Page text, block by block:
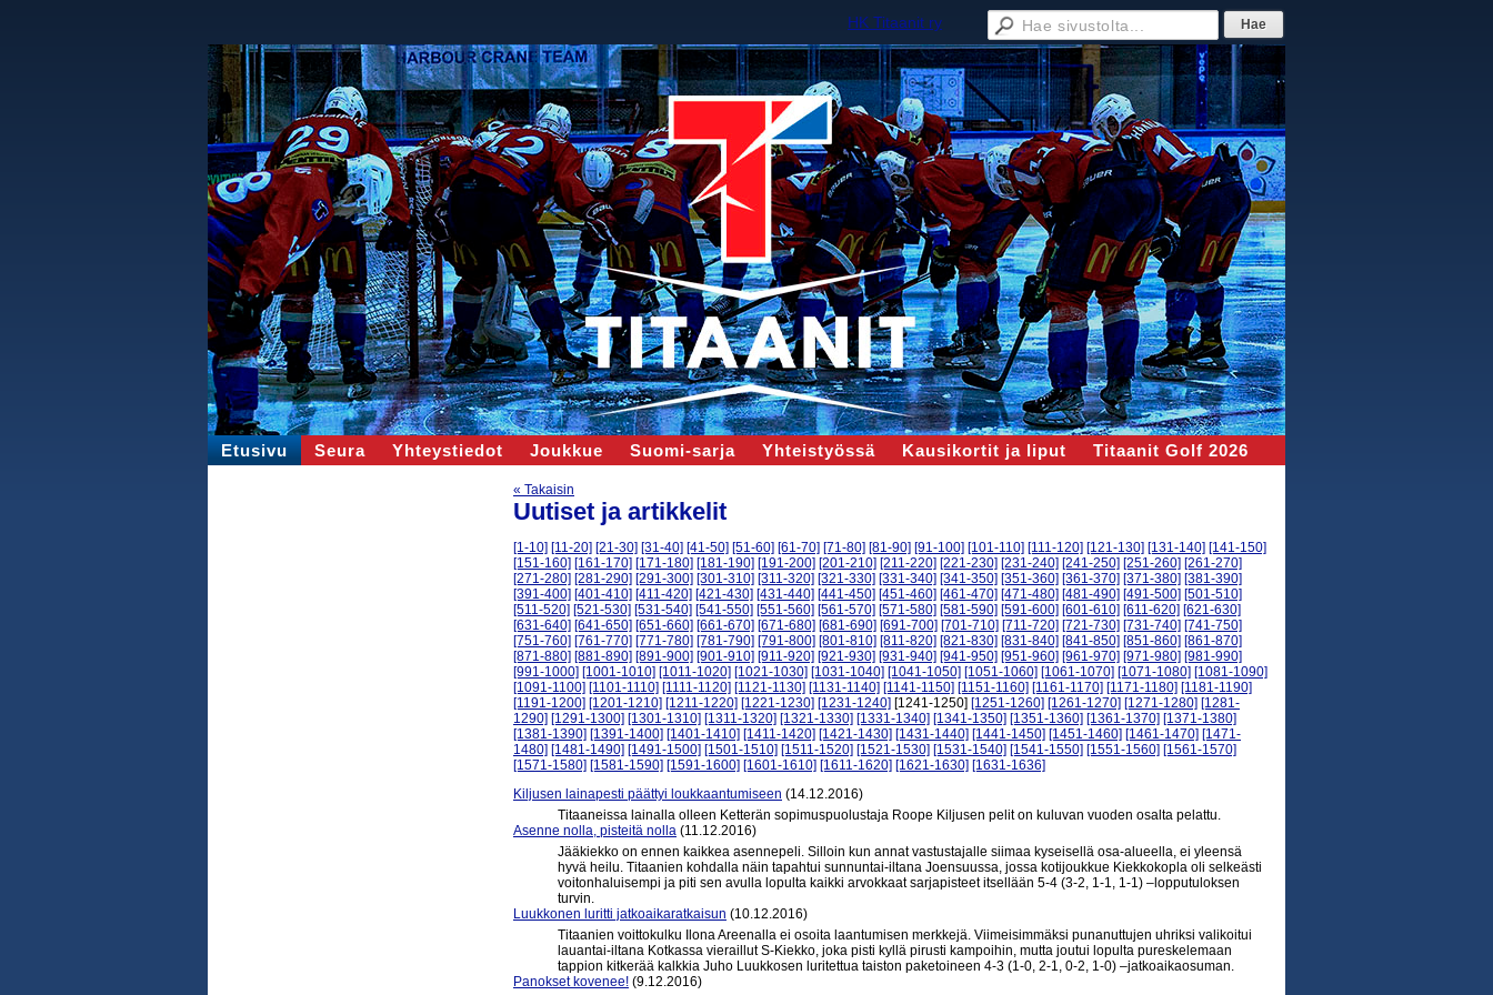
HK Titaanit ry
Etusivu Seura Yhteystiedot Joukkue Suomi-sarja Yhteistyössä Kausikortit ja liput Titaanit Golf 2026
« Takaisin
Uutiset ja artikkelit
[1-10] [11-20] [21-30] [31-40] [41-50] [51-60] [61-70] [71-80] [81-90] [91-100] [101-110] [111-120] [121-130] [131-140] [141-150]
[151-160] [161-170] [171-180] [181-190] [191-200] [201-210] [211-220] [221-230] [231-240] [241-250] [251-260] [261-270]
[271-280] [281-290] [291-300] [301-310] [311-320] [321-330] [331-340] [341-350] [351-360] [361-370] [371-380] [381-390]
[391-400] [401-410] [411-420] [421-430] [431-440] [441-450] [451-460] [461-470] [471-480] [481-490] [491-500] [501-510]
[511-520] [521-530] [531-540] [541-550] [551-560] [561-570] [571-580] [581-590] [591-600] [601-610] [611-620] [621-630]
[631-640] [641-650] [651-660] [661-670] [671-680] [681-690] [691-700] [701-710] [711-720] [721-730] [731-740] [741-750]
[751-760] [761-770] [771-780] [781-790] [791-800] [801-810] [811-820] [821-830] [831-840] [841-850] [851-860] [861-870]
[871-880] [881-890] [891-900] [901-910] [911-920] [921-930] [931-940] [941-950] [951-960] [961-970] [971-980] [981-990]
[991-1000] [1001-1010] [1011-1020] [1021-1030] [1031-1040] [1041-1050] [1051-1060] [1061-1070] [1071-1080] [1081-1090]
[1091-1100] [1101-1110] [1111-1120] [1121-1130] [1131-1140] [1141-1150] [1151-1160] [1161-1170] [1171-1180] [1181-1190]
[1191-1200] [1201-1210] [1211-1220] [1221-1230] [1231-1240] [1241-1250] [1251-1260] [1261-1270] [1271-1280] [1281-
1290] [1291-1300] [1301-1310] [1311-1320] [1321-1330] [1331-1340] [1341-1350] [1351-1360] [1361-1370] [1371-1380]
[1381-1390] [1391-1400] [1401-1410] [1411-1420] [1421-1430] [1431-1440] [1441-1450] [1451-1460] [1461-1470] [1471-
1480] [1481-1490] [1491-1500] [1501-1510] [1511-1520] [1521-1530] [1531-1540] [1541-1550] [1551-1560] [1561-1570]
[1571-1580] [1581-1590] [1591-1600] [1601-1610] [1611-1620] [1621-1630] [1631-1636]
Kiljusen lainapesti päättyi loukkaantumiseen (14.12.2016)
Titaaneissa lainalla olleen Ketterän sopimuspuolustaja Roope Kiljusen pelit on kuluvan vuoden osalta pelattu.
Asenne nolla, pisteitä nolla (11.12.2016)
Jääkiekko on ennen kaikkea asennepeli. Silloin kun annat vastustajalle siimaa kyseisellä osa-alueella, ei yleensä
hyvä heilu. Titaanien kohdalla näin tapahtui sunnuntai-iltana Joensuussa, jossa kotijoukkue Kiekkokopla oli selkeästi
voitonhaluisempi ja piti sen avulla lopulta kaikki arvokkaat sarjapisteet itsellään 5-4 (3-2, 1-1, 1-1) –lopputuloksen
turvin.
Luukkonen luritti jatkoaikaratkaisun (10.12.2016)
Titaanien voittokulku Ilona Areenalla ei osoita laantumisen merkkejä. Viimeisimmäksi punanuttujen uhriksi valikoitui
lauantai-iltana Kotkassa vieraillut S-Kiekko, joka pisti kyllä pirusti kampoihin, mutta joutui lopulta pureskelemaan
tappion kitkerää kalkkia Juho Luukkosen luritettua taiston paketoineen 4-3 (1-0, 2-1, 0-2, 1-0) –jatkoaikaosuman.
Panokset kovenee! (9.12.2016)